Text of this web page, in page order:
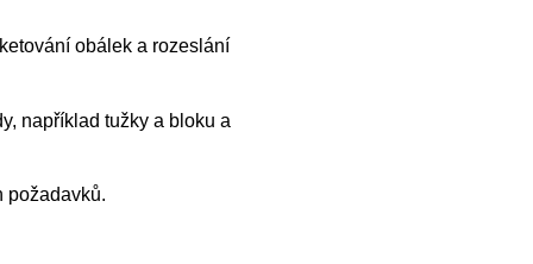
obálek a rozeslání
například tužky a bloku a
požadavků.